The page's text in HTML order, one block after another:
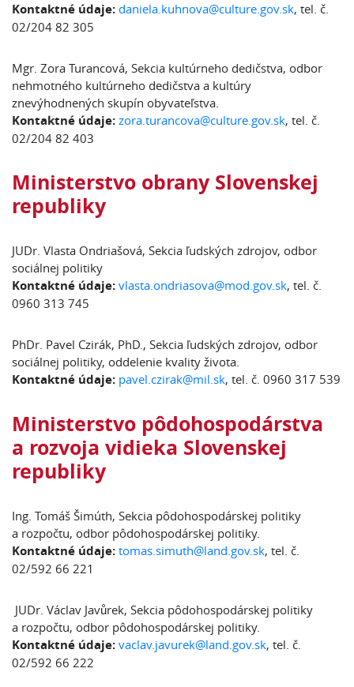
Kontaktné údaje: daniela.kuhnova@culture.gov.sk, tel. č.
02/204 82 305
Mgr. Zora Turancová, Sekcia kultúrneho dedičstva, odbor
nehmotného kultúrneho dedičstva a kultúry
znevýhodnených skupín obyvateľstva.
Kontaktné údaje: zora.turancova@culture.gov.sk, tel. č.
02/204 82 403
Ministerstvo obrany Slovenskej
republiky
JUDr. Vlasta Ondriašová, Sekcia ľudských zdrojov, odbor
sociálnej politiky
Kontaktné údaje: vlasta.ondriasova@mod.gov.sk, tel. č.
0960 313 745
PhDr. Pavel Czirák, PhD., Sekcia ľudských zdrojov, odbor
sociálnej politiky, oddelenie kvality života.
Kontaktné údaje: pavel.czirak@mil.sk, tel. č. 0960 317 539
Ministerstvo pôdohospodárstva
a rozvoja vidieka Slovenskej
republiky
Ing. Tomáš Šimúth, Sekcia pôdohospodárskej politiky
a rozpočtu, odbor pôdohospodárskej politiky.
Kontaktné údaje: tomas.simuth@land.gov.sk, tel. č.
02/592 66 221
JUDr. Václav Javůrek, Sekcia pôdohospodárskej politiky
a rozpočtu, odbor pôdohospodárskej politiky.
Kontaktné údaje: vaclav.javurek@land.gov.sk, tel. č.
02/592 66 222